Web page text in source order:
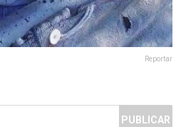
Reportar
PUBLICAR